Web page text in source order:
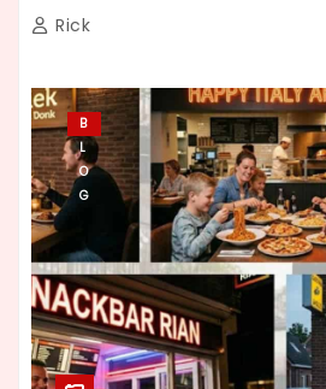
Rick
B
L
O
G